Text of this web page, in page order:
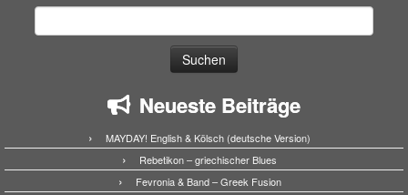
Neueste Beiträge
MAYDAY! English & Kölsch (deutsche Version)
Rebetikon – griechischer Blues
Fevronia & Band – Greek Fusion